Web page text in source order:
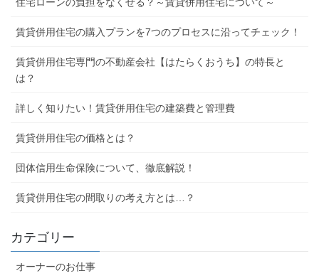
賃貸併用住宅の購入プランを7つのプロセスに沿ってチェック！
賃貸併用住宅専門の不動産会社【はたらくおうち】の特長と
は？
詳しく知りたい！賃貸併用住宅の建築費と管理費
賃貸併用住宅の価格とは？
団体信用生命保険について、徹底解説！
賃貸併用住宅の間取りの考え方とは…？
カテゴリー
オーナーのお仕事